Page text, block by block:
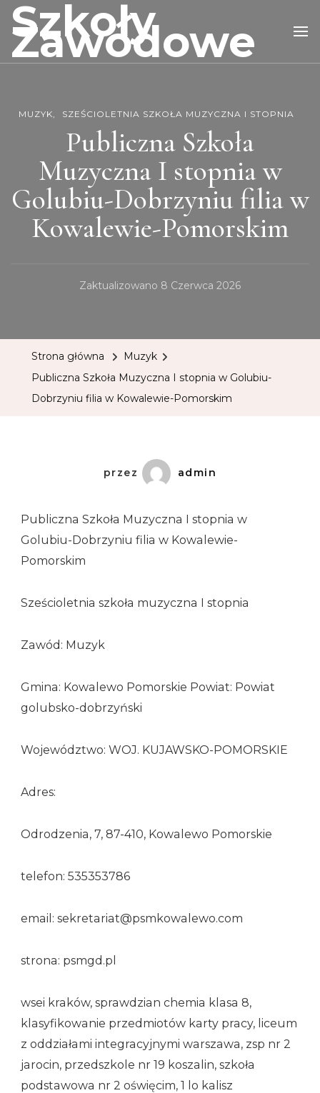
Szkoły
Zawodowe
MUZYK SZEŚCIOLETNIA SZKOŁA MUZYCZNA I STOPNIA
Publiczna Szkoła
Muzyczna I stopnia w
Golubiu-Dobrzyniu filia w
Kowalewie-Pomorskim
Zaktualizowano 8 Czerwca 2026
Strona główna
Muzyk
Publiczna Szkoła Muzyczna I stopnia w Golubiu-
Dobrzyniu filia w Kowalewie-Pomorskim
przez admin
Publiczna Szkoła Muzyczna I stopnia w
Golubiu-Dobrzyniu filia w Kowalewie-
Pomorskim
Sześcioletnia szkoła muzyczna I stopnia
Zawód: Muzyk
Gmina: Kowalewo Pomorskie Powiat: Powiat
golubsko-dobrzyński
Województwo: WOJ. KUJAWSKO-POMORSKIE
Adres:
Odrodzenia, 7, 87-410, Kowalewo Pomorskie
telefon: 535353786
email: sekretariat@psmkowalewo.com
strona: psmgd.pl
wsei kraków, sprawdzian chemia klasa 8,
klasyfikowanie przedmiotów karty pracy, liceum
z oddziałami integracyjnymi warszawa, zsp nr 2
jarocin, przedszkole nr 19 koszalin, szkoła
podstawowa nr 2 oświęcim, 1 lo kalisz